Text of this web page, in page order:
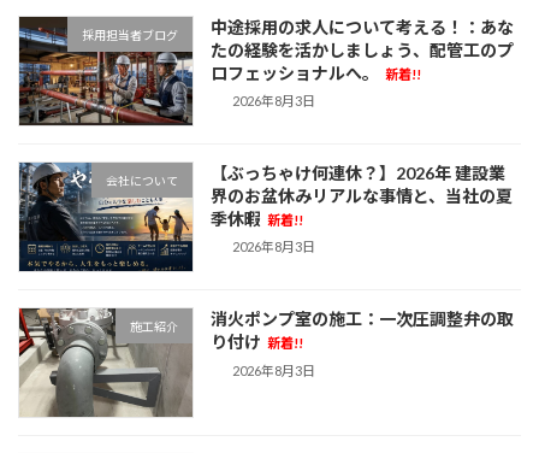
採用担当者ブログ
中途採用の求人について考える！：あな
たの経験を活かしましょう、配管工のプ
ロフェッショナルへ。
新着!!
2026年8月3日
会社について
【ぶっちゃけ何連休？】2026年 建設業
界のお盆休みリアルな事情と、当社の夏
季休暇 新着!!
2026年8月3日
施工紹介
消火ポンプ室の施工：一次圧調整弁の取
り付け 新着!!
2026年8月3日